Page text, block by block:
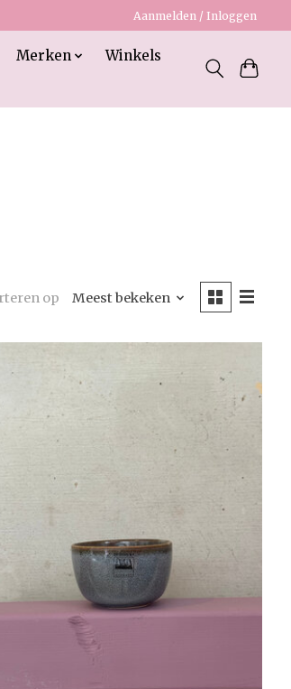
Aanmelden / Inloggen
Merken
Winkels
op Meest bekeken